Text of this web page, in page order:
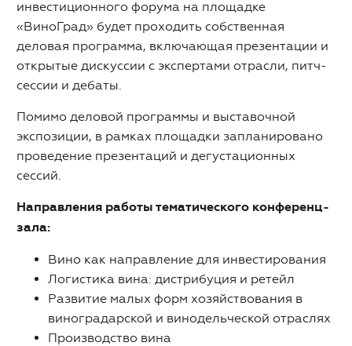
инвестиционного форума на площадке
«ВиноГрад» будет проходить собственная
деловая программа, включающая презентации и
открытые дискуссии с экспертами отрасли, питч-
сессии и дебаты.
Помимо деловой программы и выставочной
экспозиции, в рамках площадки запланировано
проведение презентаций и дегустационных
сессий.
Направления работы тематического конференц-
зала:
Вино как направление для инвестирования
Логистика вина: дистрибуция и ретейл
Развитие малых форм хозяйствования в
виноградарской и винодельческой отраслях
Производство вина